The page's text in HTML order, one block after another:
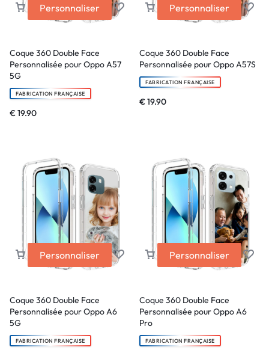
Personnaliser
Coque 360 Double Face
Personnalisée pour Oppo A57
5G
FABRICATION FRANÇAISE
€19.90
Personnaliser
Coque 360 Double Face
Personnalisée pour Oppo A57S
FABRICATION FRANÇAISE
€19.90
Personnaliser
Coque 360 Double Face
Personnalisée pour Oppo A6
5G
FABRICATION FRANÇAISE
Personnaliser
Coque 360 Double Face
Personnalisée pour Oppo A6
Pro
FABRICATION FRANÇAISE